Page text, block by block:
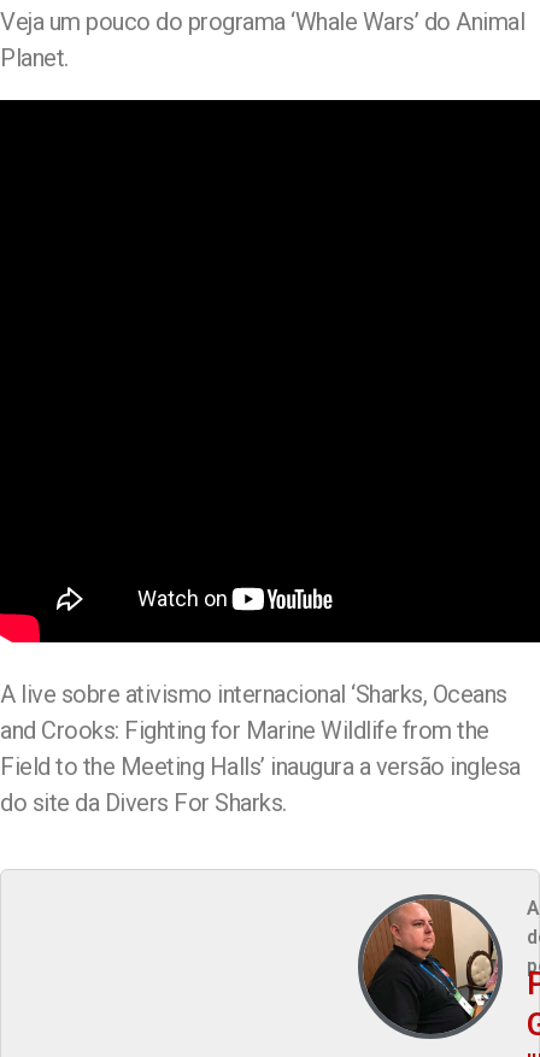
Veja um pouco do programa ‘Whale Wars’ do Animal
Planet.
A live sobre ativismo internacional ‘Sharks, Oceans
and Crooks: Fighting for Marine Wildlife from the
Field to the Meeting Halls’ inaugura a versão inglesa
do site da Divers For Sharks.